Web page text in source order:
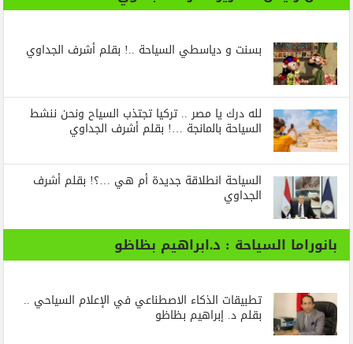
بسنت و دياسطي السياحة ..! بقلم أشرف الجداوي
لله درك يا مصر .. تركيا تجتذب السياح ونحن ننشط
السياحة بالمانجة …! بقلم أشرف الجداوي
السياحة انطلاقة جديدة أم هي …؟! بقلم أشرف
الجداوي
بانوراما السياحة : د.ابراهيم بظاظو
تطبيقات الذكاء الاصطناعي في الإعلام السياحي ..
بقلم د. إبراهيم بظاظو